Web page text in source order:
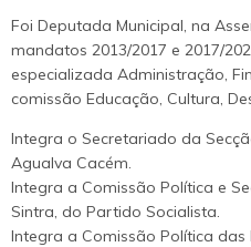
Foi Deputada Municipal, na
mandatos 2013/2017 e 2017/
especializada Administração,
comissão Educação, Cultura,
Integra o Secretariado da
Agualva Cacém.
Integra a Comissão Política e
Sintra, do Partido Socialista.
Integra a Comissão Política das